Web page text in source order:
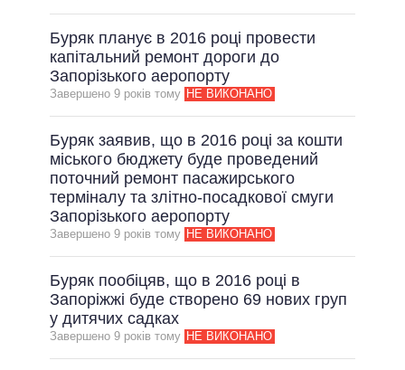
Буряк планує в 2016 році провести
капітальний ремонт дороги до
Запорізького аеропорту
Завершено 9 рокiв тому НЕ ВИКОНАНО
Буряк заявив, що в 2016 році за кошти
міського бюджету буде проведений
поточний ремонт пасажирського
терміналу та злітно-посадкової смуги
Запорізького аеропорту
Завершено 9 рокiв тому НЕ ВИКОНАНО
Буряк пообіцяв, що в 2016 році в
Запоріжжі буде створено 69 нових груп
у дитячих садках
Завершено 9 рокiв тому НЕ ВИКОНАНО